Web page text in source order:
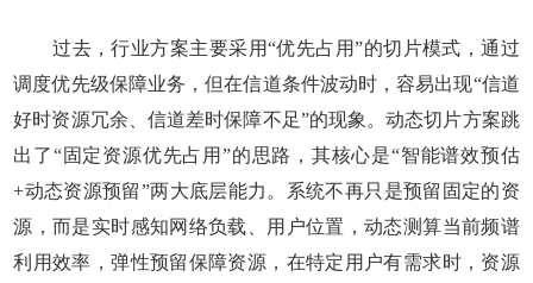
过去，行业方案主要采用“优先占用”的切片模式，通过
调度优先级保障业务，但在信道条件波动时，容易出现“信道
好时资源冗余、信道差时保障不足”的现象。动态切片方案跳
出了“固定资源优先占用”的思路，其核心是“智能谱效预估
+动态资源预留”两大底层能力。系统不再只是预留固定的资
源，而是实时感知网络负载、用户位置，动态测算当前频谱
利用效率，弹性预留保障资源，在特定用户有需求时，资源